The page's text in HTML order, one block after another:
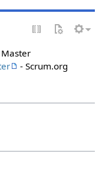
- Scrum.org